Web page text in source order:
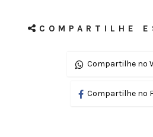
COMPARTILHE
Compartilhe no
Compartilhe no